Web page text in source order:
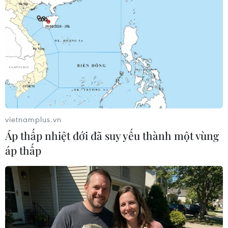
Theo dõi VietnamPlus
TIN LIÊN QUAN
vietnamplus.vn
Áp thấp nhiệt đới đã suy yếu thành một vùng
áp thấp